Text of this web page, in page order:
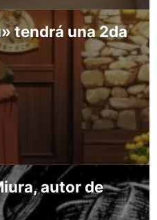
tendrá una 2da
autor de